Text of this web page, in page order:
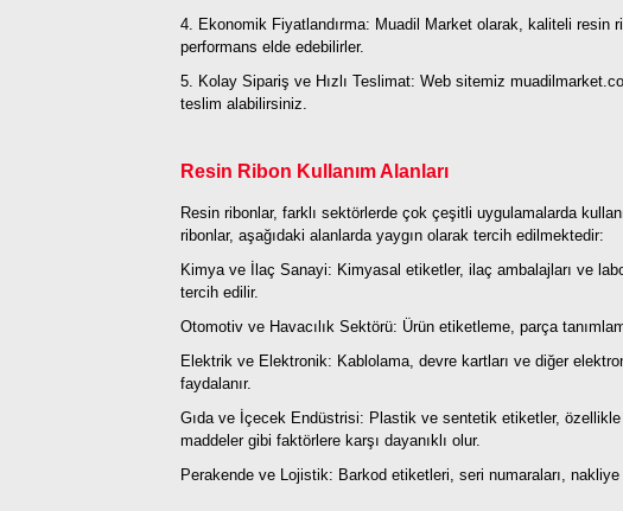
4. Ekonomik Fiyatlandırma: Muadil Market olarak, kaliteli resin
performans elde edebilirler.
5. Kolay Sipariş ve Hızlı Teslimat: Web sitemiz
teslim alabilirsiniz.
Resin Ribon Kullanım Alanları
Resin ribonlar, farklı sektörlerde çok çeşitli uygulamalarda
ribonlar, aşağıdaki alanlarda yaygın olarak tercih edilmektedir:
Kimya ve İlaç Sanayi: Kimyasal etiketler, ilaç ambalajları ve
tercih edilir.
Otomotiv ve Havacılık Sektörü: Ürün etiketleme, parça
Elektrik ve Elektronik: Kablolama, devre kartları ve diğer
faydalanır.
Gıda ve İçecek Endüstrisi: Plastik ve sentetik etiketler,
maddeler gibi faktörlere karşı dayanıklı olur.
Perakende ve Lojistik: Barkod etiketleri, seri numaraları,